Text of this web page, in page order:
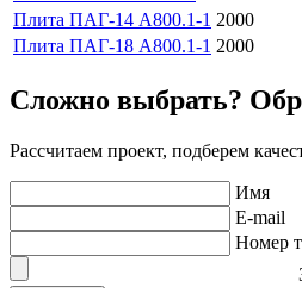
Плита ПАГ-14 А800.1-1 2000
Плита ПАГ-18 А800.1-1 2000
Сложно выбрать?
Рассчитаем проект, подберем
Имя
E-mail
Номер